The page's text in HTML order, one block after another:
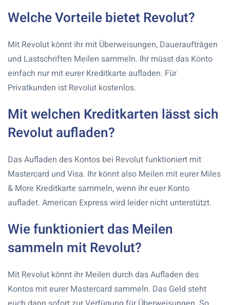
Welche Vorteile bietet Revolut?
Mit Revolut könnt ihr mit Überweisungen, Daueraufträgen
und Lastschriften Meilen sammeln. Ihr müsst das Konto
einfach nur mit eurer Kreditkarte aufladen. Für
Privatkunden ist Revolut kostenlos.
Mit welchen Kreditkarten lässt sich
Revolut aufladen?
Das Aufladen des Kontos bei Revolut funktioniert mit
Mastercard und Visa. Ihr könnt also Meilen mit eurer Miles
& More Kreditkarte sammeln, wenn ihr euer Konto
aufladet. American Express wird leider nicht unterstützt.
Wie funktioniert das Meilen
sammeln mit Revolut?
Mit Revolut könnt ihr Meilen durch das Aufladen des
Kontos mit eurer Mastercard sammeln. Das Geld steht